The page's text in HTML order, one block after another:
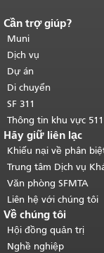
Kết thúc nội dung
của trang này được
trang.Quay lại đầu
chính.
Cần trợ giúp?
Muni
Dịch vụ
Dự án
Di chuyển
SF 311
Thông tin khu vực 511
Hãy giữ liên lạc
Khiếu nại về phân
Trung tâm Dịch vụ
Văn phòng SFMTA
Liên hệ với chúng tôi
Về chúng tôi
Hội đồng quản trị
Nghề nghiệp